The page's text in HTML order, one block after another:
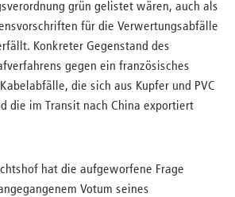
grün gelistet wären, auch als
für die Verwertungsabfälle
Konkreter Gegenstand des
gegen ein französisches
die sich aus Kupfer und PVC
die im Transit nach China exportiert
hat die aufgeworfene Frage
Votum seines